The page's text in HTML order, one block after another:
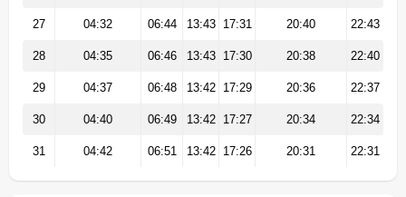
27 04:32 06:44 13:43 17:31 20:40 22:43
28 04:35 06:46 13:43 17:30 20:38 22:40
29 04:37 06:48 13:42 17:29 20:36 22:37
30 04:40 06:49 13:42 17:27 20:34 22:34
31 04:42 06:51 13:42 17:26 20:31 22:31